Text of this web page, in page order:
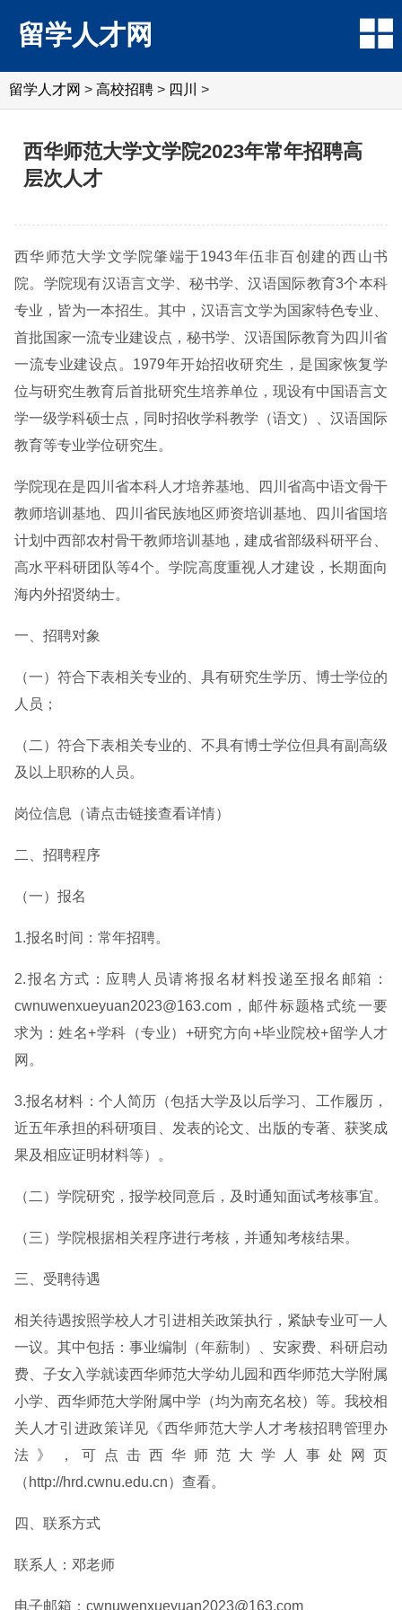
留学人才网
留学人才网 > 高校招聘 > 四川 >
西华师范大学文学院2023年常年招聘高
层次人才
西华师范大学文学院肇端于1943年伍非百创建的西山书
院。学院现有汉语言文学、秘书学、汉语国际教育3个本科
专业，皆为一本招生。其中，汉语言文学为国家特色专业、
首批国家一流专业建设点，秘书学、汉语国际教育为四川省
一流专业建设点。1979年开始招收研究生，是国家恢复学
位与研究生教育后首批研究生培养单位，现设有中国语言文
学一级学科硕士点，同时招收学科教学（语文）、汉语国际
教育等专业学位研究生。
学院现在是四川省本科人才培养基地、四川省高中语文骨干
教师培训基地、四川省民族地区师资培训基地、四川省国培
计划中西部农村骨干教师培训基地，建成省部级科研平台、
高水平科研团队等4个。学院高度重视人才建设，长期面向
海内外招贤纳士。
一、招聘对象
（一）符合下表相关专业的、具有研究生学历、博士学位的
人员；
（二）符合下表相关专业的、不具有博士学位但具有副高级
及以上职称的人员。
岗位信息（请点击链接查看详情）
二、招聘程序
（一）报名
1.报名时间：常年招聘。
2.报名方式：应聘人员请将报名材料投递至报名邮箱：
cwnuwenxueyuan2023@163.com，邮件标题格式统一要
求为：姓名+学科（专业）+研究方向+毕业院校+留学人才
网。
3.报名材料：个人简历（包括大学及以后学习、工作履历，
近五年承担的科研项目、发表的论文、出版的专著、获奖成
果及相应证明材料等）。
（二）学院研究，报学校同意后，及时通知面试考核事宜。
（三）学院根据相关程序进行考核，并通知考核结果。
三、受聘待遇
相关待遇按照学校人才引进相关政策执行，紧缺专业可一人
一议。其中包括：事业编制（年薪制）、安家费、科研启动
费、子女入学就读西华师范大学幼儿园和西华师范大学附属
小学、西华师范大学附属中学（均为南充名校）等。我校相
关人才引进政策详见《西华师范大学人才考核招聘管理办
法》，可点击西华师范大学人事处网页
（http://hrd.cwnu.edu.cn）查看。
四、联系方式
联系人：邓老师
电子邮箱：cwnuwenxueyuan2023@163.com